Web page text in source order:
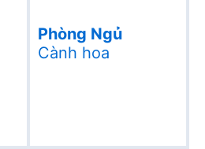
Phòng Ngủ
Cành hoa